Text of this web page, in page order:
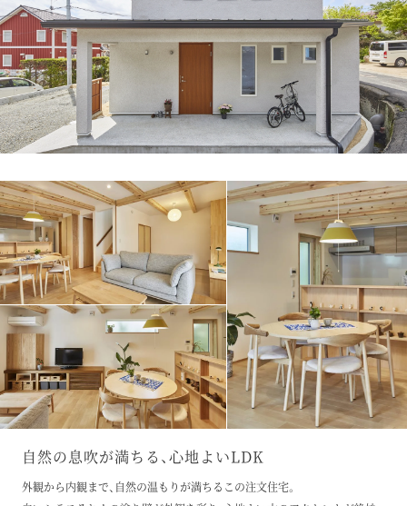
自然の息吹が満ちる、心地よいLDK
外観から内観まで、自然の温もりが満ちるこの注文住宅。